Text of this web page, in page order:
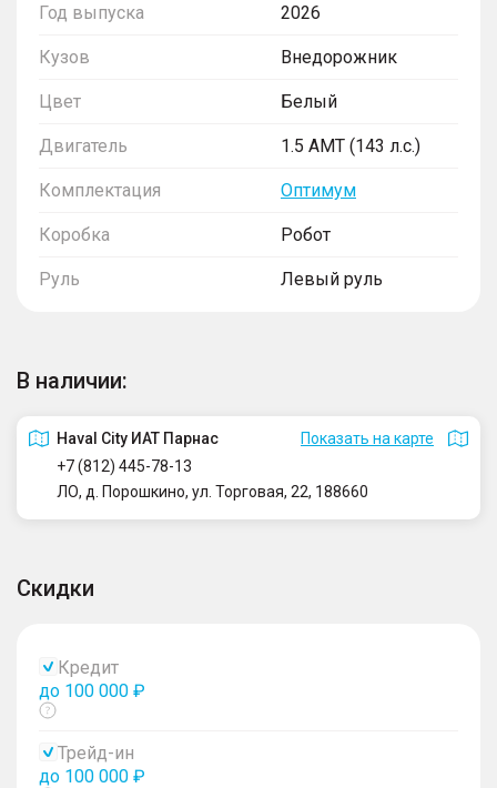
Год выпуска 2026
Кузов Внедорожник
Цвет Белый
Двигатель 1.5 AMT (143 л.с.)
Комплектация Оптимум
Коробка Робот
Руль Левый руль
В наличии:
Haval City ИАТ Парнас
Показать на карте
+7 (812) 445-78-13
ЛО, д. Порошкино, ул. Торговая, 22, 188660
Скидки
Кредит
до 100 000 ₽
Показать
Трейд-ин
до 100 000 ₽